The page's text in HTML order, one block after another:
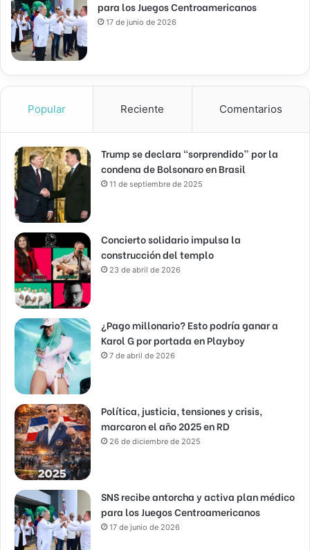
para los Juegos Centroamericanos
17 de junio de 2026
Popular Reciente Comentarios
Trump se declara “sorprendido” por la
condena de Bolsonaro en Brasil
11 de septiembre de 2025
Concierto solidario impulsa la
construcción del templo
23 de abril de 2026
¿Pago millonario? Esto podría ganar a
Karol G por portada en Playboy
7 de abril de 2026
Política, justicia, tensiones y crisis,
marcaron el año 2025 en RD
26 de diciembre de 2025
SNS recibe antorcha y activa plan médico
para los Juegos Centroamericanos
17 de junio de 2026